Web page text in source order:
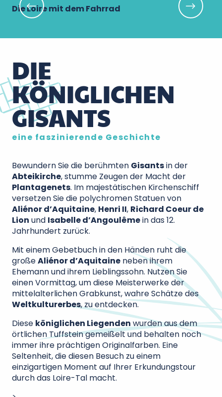
Die Loire mit dem Fahrrad
DIE
KÖNIGLICHEN
GISANTS
eine faszinierende Geschichte
Bewundern Sie die berühmten Gisantsin der
Abteikirche, stumme Zeugen der Macht der
Plantagenets. Im majestätischen Kirchenschiff
versetzen Sie die polychromen Statuen von
Aliénor d’Aquitaine, Henri II, Richard Coeur de
Lion und Isabelle d’Angoulêmein das 12.
Jahrhundert zurück.
Mit einem Gebetbuch in den Händen ruht die
großeAliénor d’Aquitaine neben ihrem
Ehemann und ihrem Lieblingssohn. Nutzen Sie
einen Vormittag, um diese Meisterwerke der
mittelalterlichen Grabkunst, wahre Schätze des
Weltkulturerbes, zu entdecken.
Diese königlichen Liegenden wurden aus dem
örtlichen Tuffstein gemeißelt und behalten noch
immer ihre prächtigen Originalfarben. Eine
Seltenheit, die diesen Besuch zu einem
einzigartigen Moment auf Ihrer Erkundungstour
durch das Loire-Tal macht.